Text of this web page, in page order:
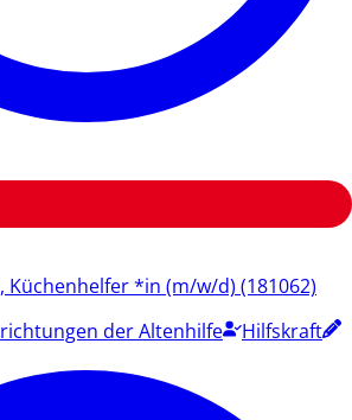
Küchenhelfer *in (m/w/d) (181062)
der Altenhilfe
Hilfskraft